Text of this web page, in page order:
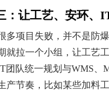
：让工艺、安环、
多项目失败，并不是防
就拉一个小组，让工艺
团队统一规划与WMS、
产节奏，比如某些加料